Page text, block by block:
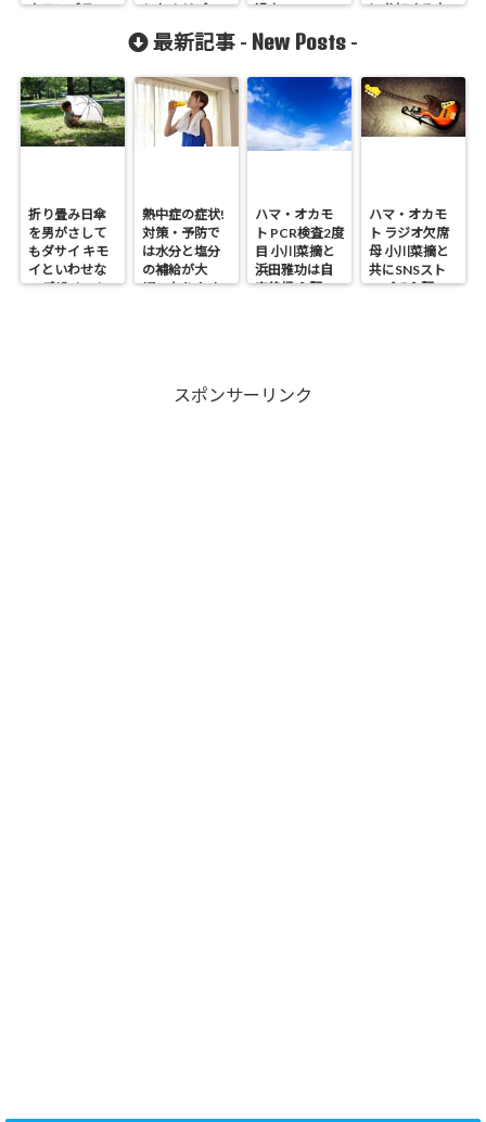
クモンブラン
したホリプロ
の忖度
過去のiPhone
に参加する方
最新記事 - New Posts -
折り畳み日傘
を男がさして
もダサイ キモ
イといわせな
いデザイン！
熱中症の症状!
対策・予防で
は水分と塩分
の補給が大
切・なりやす
ハマ・オカモ
ト PCR検査2度
目 小川菜摘と
浜田雅功は自
宅待機 心配の
ハマ・オカモ
ト ラジオ欠席
母 小川菜摘と
共にSNSスト
ップで心配の
スポンサーリンク